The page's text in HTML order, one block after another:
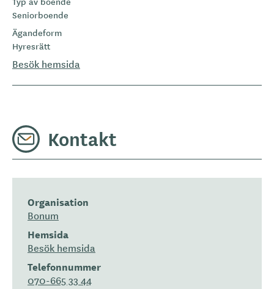
Seniorboende
Ägandeform
Hyresrätt
Besök hemsida
Kontakt
Organisation
Bonum
Hemsida
Besök hemsida
Telefonnummer
070-665 33 44